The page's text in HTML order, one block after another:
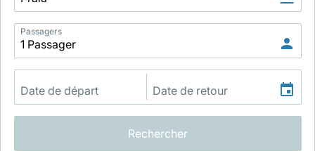
LuxairTours
Passagers
Rechercher